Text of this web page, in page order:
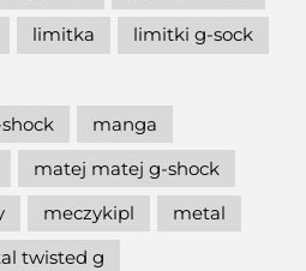
limitka
limitki g-sock
manga
matej matej g-shock
meczykipl
metal
twisted g